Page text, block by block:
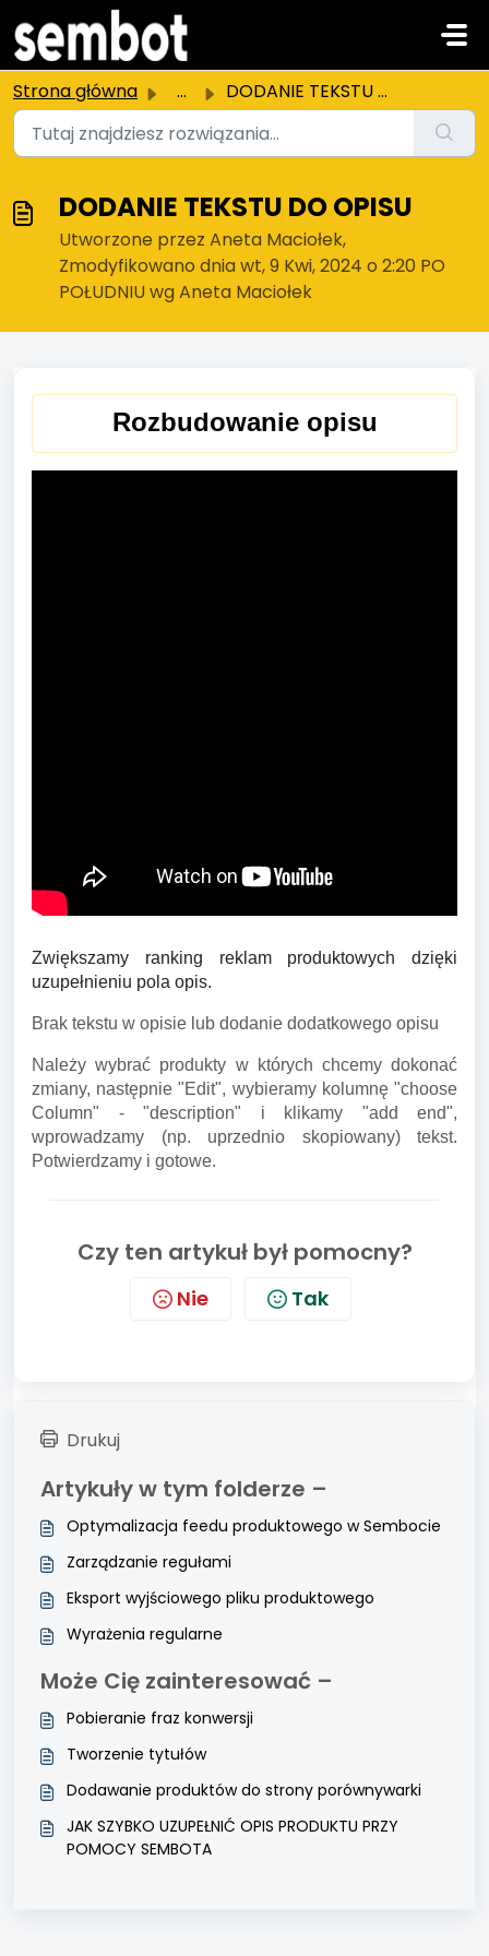
Przejdź do głównej treści
Strona główna ... DODANIE TEKSTU DO OPISU
DODANIE TEKSTU DO OPISU
Utworzone przez Aneta Maciołek,
Zmodyfikowano dnia wt, 9 Kwi, 2024 o 2:20 PO
POŁUDNIU wg Aneta Maciołek
Rozbudowanie opisu
Zwiększamy ranking reklam produktowych dzięki
uzupełnieniu pola opis.
Brak tekstu w opisie lub dodanie dodatkowego opisu
Należy wybrać produkty w których chcemy dokonać
zmiany, następnie "Edit", wybieramy kolumnę "choose
Column" - "description" i klikamy "add end",
wprowadzamy (np. uprzednio skopiowany) tekst.
Potwierdzamy i gotowe.
Czy ten artykuł był pomocny?
Nie Tak
Drukuj
Artykuły w tym folderze –
Optymalizacja feedu produktowego w Sembocie
Zarządzanie regułami
Eksport wyjściowego pliku produktowego
Wyrażenia regularne
Może Cię zainteresować –
Pobieranie fraz konwersji
Tworzenie tytułów
Dodawanie produktów do strony porównywarki
JAK SZYBKO UZUPEŁNIĆ OPIS PRODUKTU PRZY
POMOCY SEMBOTA